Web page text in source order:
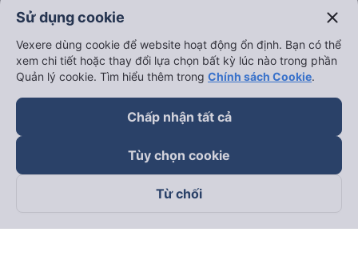
Theo dõi chúng tôi trên
Sử dụng cookie close
Vexere dùng cookie để website hoạt động ổn định. Bạn có thể
xem chi tiết hoặc thay đổi lựa chọn bất kỳ lúc nào trong phần
Quản lý cookie. Tìm hiểu thêm trong Chính sách Cookie.
Chấp nhận tất cả
Tùy chọn cookie
Từ chối